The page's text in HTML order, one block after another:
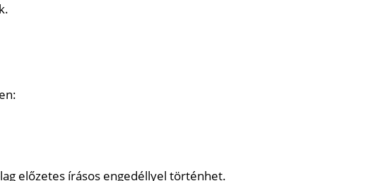
előzetes írásos engedéllyel történhet.